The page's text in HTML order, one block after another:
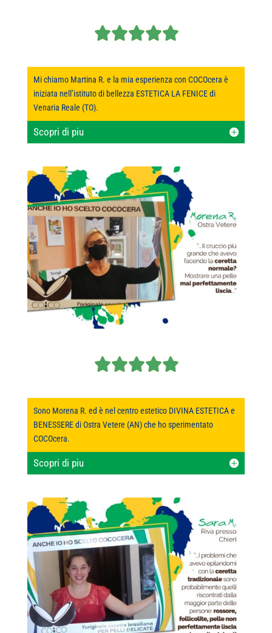
Mi chiamo Martina R. e la mia esperienza con COCOcera è
iniziata nell’istituto di bellezza ESTETICA LA FENICE di
Venaria Reale (TO).
Scopri di piu
Sono Morena R. ed è nel centro estetico DIVINA ESTETICA e
BENESSERE di Ostra Vetere (AN) che ho sperimentato
COCOcera.
Scopri di piu